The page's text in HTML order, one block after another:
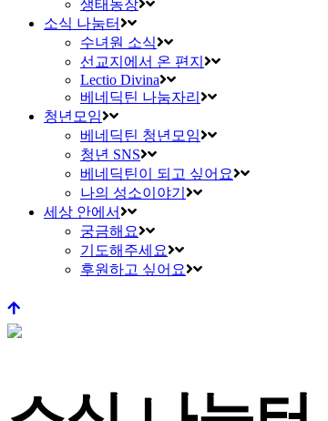
생태농장
소식 나눔터
수녀원 소식
선교지에서 온 편지
Lectio Divina
베네딕틴 나눔자리
청년모임
베네딕틴 청년모임
청년 SNS
베네딕틴이 되고 싶어요
나의 성소이야기
세상 안에서
궁금해요
기도해주세요
후원하고 싶어요